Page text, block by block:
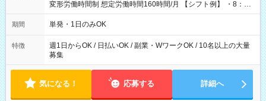
変形労働時間制 想定労働時間160時間/月 【シフト例】 ・8：00
～21：00
期間 単発・1日のみOK
特徴
週1日からOK / 日払いOK / 副業・WワークOK / 10名以上の大量
募集
気になる！ 応募する 詳細へ